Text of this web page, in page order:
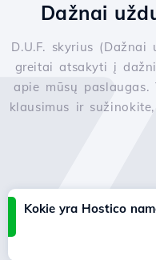
Dažnai
D.U.F. skyrius
greitai atsakyti į
apie mūsų
klausimus ir
Kokie yra Hostico